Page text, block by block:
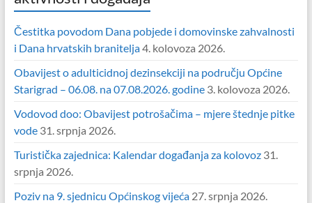
Čestitka povodom Dana pobjede i domovinske zahvalnosti
i Dana hrvatskih branitelja4. kolovoza 2026.
Obavijest o adulticidnoj dezinsekciji na području Općine
Starigrad – 06.08. na 07.08.2026. godine 3. kolovoza 2026.
Vodovod doo: Obavijest potrošačima – mjere štednje pitke
vode 31. srpnja 2026.
Turistička zajednica: Kalendar događanja za kolovoz 31.
srpnja 2026.
Poziv na 9. sjednicu Općinskog vijeća 27. srpnja 2026.